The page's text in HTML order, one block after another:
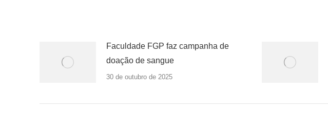
Faculdade FGP faz campanha de
doação de sangue
30 de outubro de 2025